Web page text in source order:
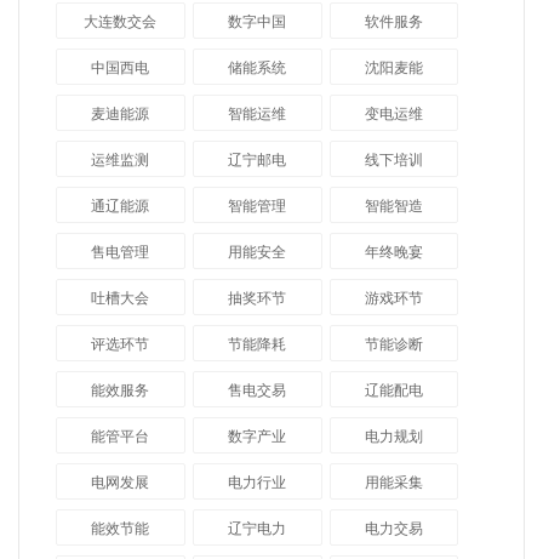
大连数交会 数字中国 软件服务
中国西电 储能系统 沈阳麦能
麦迪能源 智能运维 变电运维
运维监测 辽宁邮电 线下培训
通辽能源 智能管理 智能智造
售电管理 用能安全 年终晚宴
吐槽大会 抽奖环节 游戏环节
评选环节 节能降耗 节能诊断
能效服务 售电交易 辽能配电
能管平台 数字产业 电力规划
电网发展 电力行业 用能采集
能效节能 辽宁电力 电力交易